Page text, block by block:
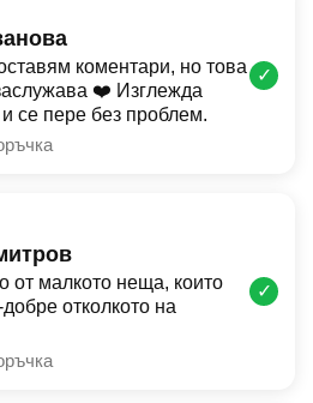
коментари, но това
❤️ Изглежда
се пере без проблем.
✓
от малкото неща, които
отколкото на
✓